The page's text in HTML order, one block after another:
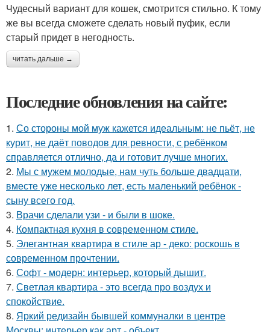
Чудесный вариант для кошек, смотрится стильно. К тому
же вы всегда сможете сделать новый пуфик, если
старый придет в негодность.
читать дальше →
Последние обновления на сайте:
1. Со стороны мой муж кажется идеальным: не пьёт, не
курит, не даёт поводов для ревности, с ребёнком
справляется отлично, да и готовит лучше многих.
2. Мы с мужем молодые, нам чуть больше двадцати,
вместе уже несколько лет, есть маленький ребёнок -
сыну всего год.
3. Врачи сделали узи - и были в шоке.
4. Компактная кухня в современном стиле.
5. Элегантная квартира в стиле ар - деко: роскошь в
современном прочтении.
6. Софт - модерн: интерьер, который дышит.
7. Светлая квартира - это всегда про воздух и
спокойствие.
8. Яркий редизайн бывшей коммуналки в центре